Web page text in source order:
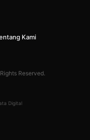
Kami
Reserved.
Digital